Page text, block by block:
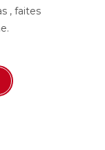
, faites